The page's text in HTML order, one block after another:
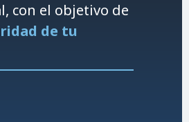
con el objetivo de
de tu